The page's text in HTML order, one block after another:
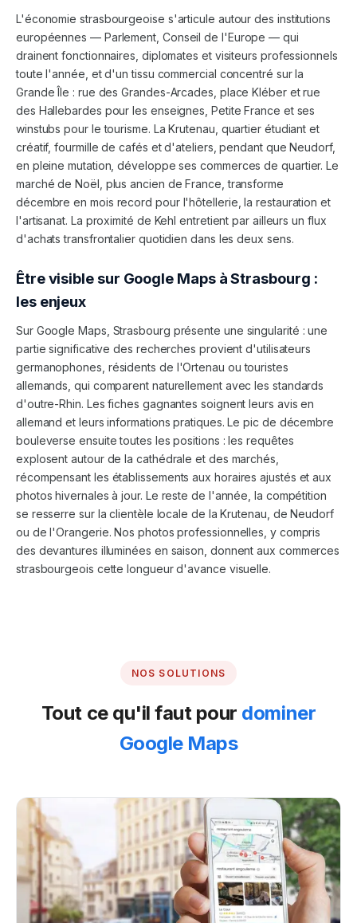
L'économie strasbourgeoise s'articule autour des institutions
européennes — Parlement, Conseil de l'Europe — qui
drainent fonctionnaires, diplomates et visiteurs professionnels
toute l'année, et d'un tissu commercial concentré sur la
Grande Île : rue des Grandes-Arcades, place Kléber et rue
des Hallebardes pour les enseignes, Petite France et ses
winstubs pour le tourisme. La Krutenau, quartier étudiant et
créatif, fourmille de cafés et d'ateliers, pendant que Neudorf,
en pleine mutation, développe ses commerces de quartier. Le
marché de Noël, plus ancien de France, transforme
décembre en mois record pour l'hôtellerie, la restauration et
l'artisanat. La proximité de Kehl entretient par ailleurs un flux
d'achats transfrontalier quotidien dans les deux sens.
Être visible sur Google Maps àStrasbourg :
les enjeux
Sur Google Maps, Strasbourg présente une singularité : une
partie significative des recherches provient d'utilisateurs
germanophones, résidents de l'Ortenau ou touristes
allemands, qui comparent naturellement avec les standards
d'outre-Rhin. Les fiches gagnantes soignent leurs avis en
allemand et leurs informations pratiques. Le pic de décembre
bouleverse ensuite toutes les positions : les requêtes
explosent autour de la cathédrale et des marchés,
récompensant les établissements aux horaires ajustés et aux
photos hivernales à jour. Le reste de l'année, la compétition
se resserre sur la clientèle locale de la Krutenau, de Neudorf
ou de l'Orangerie. Nos photos professionnelles, y compris
des devantures illuminées en saison, donnent aux commerces
strasbourgeois cette longueur d'avance visuelle.
NOS SOLUTIONS
Tout ce qu'il faut pour dominer
Google Maps